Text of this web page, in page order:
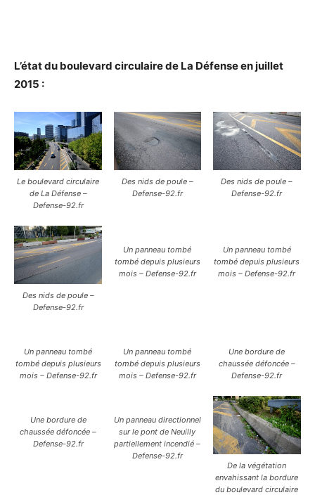
L’état du boulevard circulaire de La Défense en juillet
2015 :
Le boulevard circulaire
de La Défense –
Defense-92.fr
Des nids de poule –
Defense-92.fr
Des nids de poule –
Defense-92.fr
Des nids de poule –
Defense-92.fr
Un panneau tombé
tombé depuis plusieurs
mois – Defense-92.fr
Un panneau tombé
tombé depuis plusieurs
mois – Defense-92.fr
Un panneau tombé
tombé depuis plusieurs
mois – Defense-92.fr
Un panneau tombé
tombé depuis plusieurs
mois – Defense-92.fr
Une bordure de
chaussée défoncée –
Defense-92.fr
Une bordure de
chaussée défoncée –
Defense-92.fr
Un panneau directionnel
sur le pont de Neuilly
partiellement incendié –
Defense-92.fr
De la végétation
envahissant la bordure
du boulevard circulaire